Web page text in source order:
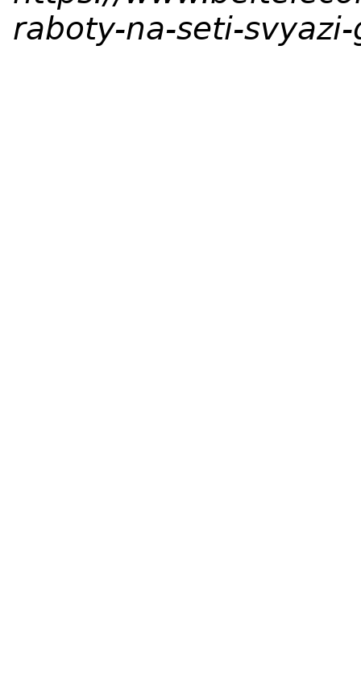
raboty-na-seti-